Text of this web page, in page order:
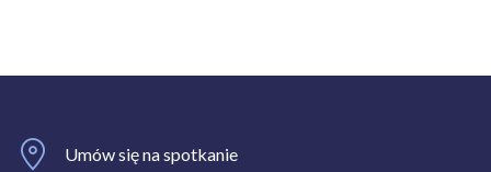
Umów się na spotkanie